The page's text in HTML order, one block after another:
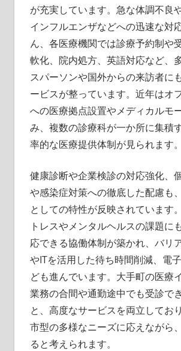
が充実しています。急な体調不良
インフルエンザなどへの迅速な対
ん、各医療機関では診療予約制や
軟化、院内処方、英語対応など、
スパーソンや国外からの来訪者に
ービスが整っています。近年はオ
への医療拠点設置やメディカルモ
み、複数の診療科が一か所に集積
率的な医療提供体制が見られます。
健康診断や企業検診の対応強化、
や感染症対策への徹底した配慮も
としての特性が反映されています
トレスやメンタルヘルスの課題に
応できる協働体制が築かれ、バリ
やITを活用した待ち時間削減、電
ども進んでいます。大手町の医療
業務の合間や通勤途中でも受診で
と、高度なサービスを両立してお
市型の多様なニーズに応えながら
ると考えられます。